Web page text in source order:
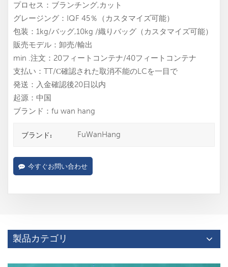
プロセス：ブランチング,カット
グレージング：IQF 45％（カスタマイズ可能）
包装：1kg/バッグ,10kg /織りバッグ（カスタマイズ可能）
販売モデル：卸売/輸出
min .注文：20フィートコンテナ/40フィートコンテナ
支払い：TT/С確認された取消不能のLCを一目で
発送：入金確認後20日以内
起源：中国
ブランド：fu wan hang
ブランド: FuWanHang
今すぐお問い合わせ
製品カテゴリ